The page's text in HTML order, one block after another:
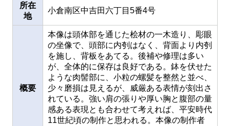
所在
地
小倉南区中吉田六丁目5番4号
概要
本像は頭体部を通じた桧材の一木造り、彫眼
の坐像で、頭部に内刳はなく、背面より内刳
を施し、背板をあてる。後補や修理は多い
が、全体的に保存は良好である。鉢を伏せた
ような肉髻部に、小粒の螺髪を整然と並べ、
少々磨損は見えるが、威厳ある表情が刻出さ
れている。強い肩の張りや厚い胸と腹部の量
感ある表現とも合わせて考えれば、平安時代
11世紀頃の制作と思われる。本像の制作者